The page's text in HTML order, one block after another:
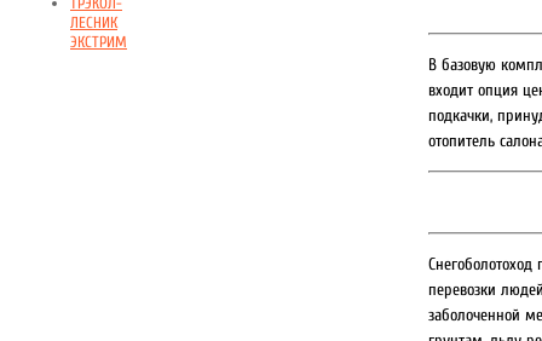
ЛЕСНИК
ЭКСТРИМ
В базовую
входит опция
подкачки,
отопитель
Снегоболотоход
перевозки
заболоченной